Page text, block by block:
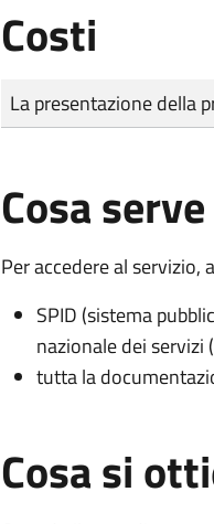
Costi
Tipo di pagamento
Importo
La presentazione della
Cosa serve
Per accedere al servizio,
SPID (sistema
nazionale dei servizi
tutta la
Cosa si